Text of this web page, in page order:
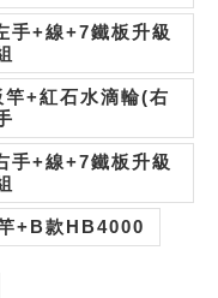
手+線+7鐵板升級
竿+紅石水滴輪(右
手+線+7鐵板升級
+B款HB4000